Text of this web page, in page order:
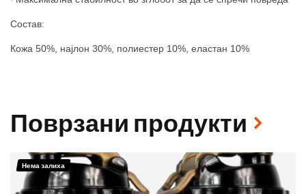
Состав:
Кожа 50%, најлон 30%, полиестер 10%, еластан 10%
Поврзани продукти
Нема залиха